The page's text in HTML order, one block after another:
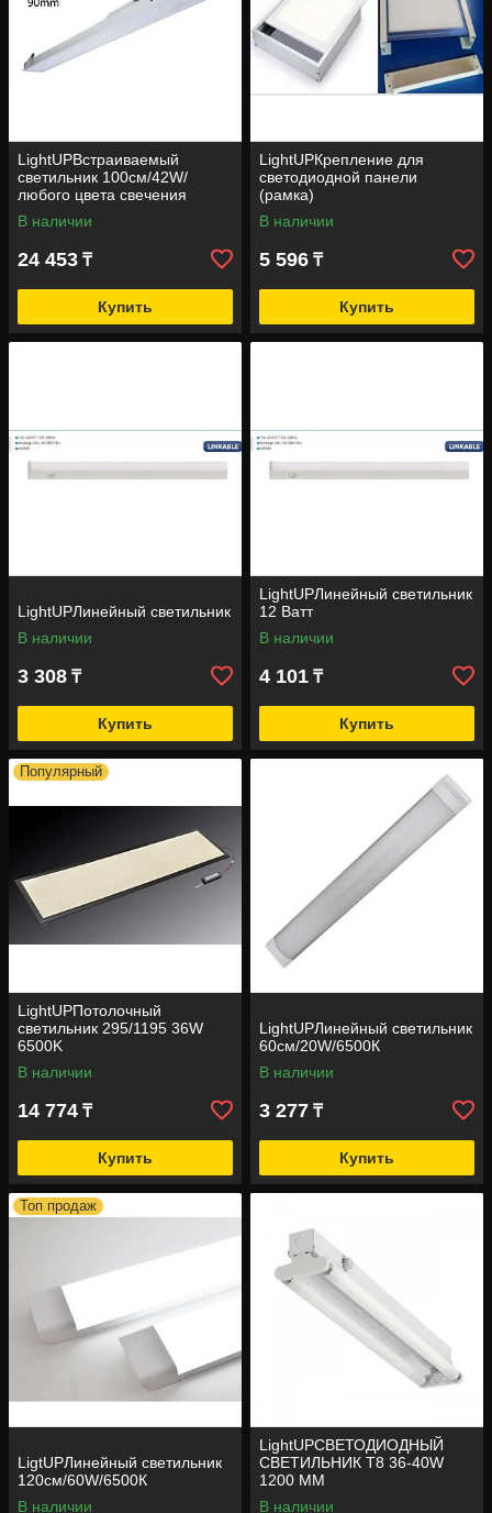
LightUPВстраиваемый
светильник 100см/42W/
любого цвета свечения
В наличии
24 453 ₸
Купить
LightUPКрепление для
светодиодной панели
(рамка)
В наличии
5 596 ₸
Купить
LightUPЛинейный светильник
В наличии
3 308 ₸
Купить
LightUPЛинейный светильник
12 Ватт
В наличии
4 101 ₸
Купить
Популярный
LightUPПотолочный
светильник 295/1195 36W
6500K
В наличии
14 774 ₸
Купить
LightUPЛинейный светильник
60см/20W/6500К
В наличии
3 277 ₸
Купить
Топ продаж
LigtUPЛинейный светильник
120см/60W/6500К
В наличии
LightUPСВЕТОДИОДНЫЙ
СВЕТИЛЬНИК Т8 36-40W
1200 ММ
В наличии